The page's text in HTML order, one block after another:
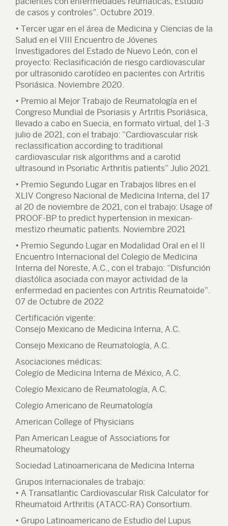
de casos y controles”. Octubre 2019.
• Tercer ugar en el área de Medicina y Ciencias de la
Salud en el VIII Encuentro de Jóvenes
Investigadores del Estado de Nuevo León, con el
proyecto: Reclasificación de riesgo cardiovascular
por ultrasonido carotídeo en pacientes con Artritis
Psoriásica. Noviembre 2020.
• Premio al Mejor Trabajo de Reumatología en el
Congreso Mundial de Psoriasis y Artritis Psoriásica,
llevado a cabo en Suecia, en formato virtual, del 1-3
julio de 2021, con el trabajo: “Cardiovascular risk
reclassification according to traditional
cardiovascular risk algorithms and a carotid
ultrasound in Psoriatic Arthritis patients” Julio 2021.
• Premio Segundo Lugar en Trabajos libres en el
XLIV Congreso Nacional de Medicina Interna, del 17
al 20 de noviembre de 2021, con el trabajo: Usage of
PROOF-BP to predict hypertension in mexican-
mestizo rheumatic patients. Noviembre 2021
• Premio Segundo Lugar en Modalidad Oral en el II
Encuentro Internacional del Colegio de Medicina
Interna del Noreste, A.C., con el trabajo: “Disfunción
diastólica asociada con mayor actividad de la
enfermedad en pacientes con Artritis Reumatoide”.
07 de Octubre de 2022
Certificación vigente:
Consejo Mexicano de Medicina Interna, A.C.
Consejo Mexicano de Reumatología, A.C.
Asociaciones médicas:
Colegio de Medicina Interna de México, A.C.
Colegio Mexicano de Reumatología, A.C.
Colegio Americano de Reumatología
American College of Physicians
Pan American League of Associations for
Rheumatology
Sociedad Latinoamericana de Medicina Interna
Grupos internacionales de trabajo:
• A Transatlantic Cardiovascular Risk Calculator for
Rheumatoid Arthritis (ATACC-RA) Consortium.
• Grupo Latinoamericano de Estudio del Lupus